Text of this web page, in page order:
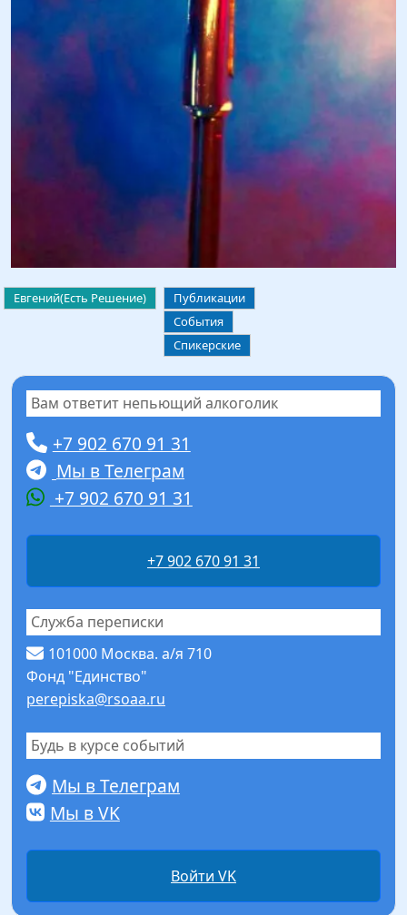
Евгений(Есть Решение)
Публикации
События
Спикерские
Вам ответит непьющий алкоголик
+7 902 670 91 31
Мы в Телеграм
+7 902 670 91 31
+7 902 670 91 31
Служба переписки
101000 Москва. а/я 710
Фонд "Единство"
perepiska@rsoaa.ru
Будь в курсе событий
Мы в Телеграм
Мы в VK
Войти VK